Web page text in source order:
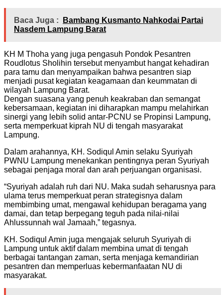
Baca Juga :
Bambang Kusmanto Nahkodai Partai
Nasdem Lampung Barat
KH M Thoha yang juga pengasuh Pondok Pesantren
Roudlotus Sholihin tersebut menyambut hangat kehadiran
para tamu dan menyampaikan bahwa pesantren siap
menjadi pusat kegiatan keagamaan dan keummatan di
wilayah Lampung Barat.
Dengan suasana yang penuh keakraban dan semangat
kebersamaan, kegiatan ini diharapkan mampu melahirkan
sinergi yang lebih solid antar-PCNU se Propinsi Lampung,
serta memperkuat kiprah NU di tengah masyarakat
Lampung.
Dalam arahannya, KH. Sodiqul Amin selaku Syuriyah
PWNU Lampung menekankan pentingnya peran Syuriyah
sebagai penjaga moral dan arah perjuangan organisasi.
“Syuriyah adalah ruh dari NU. Maka sudah seharusnya para
ulama terus memperkuat peran strategisnya dalam
membimbing umat, mengawal kehidupan beragama yang
damai, dan tetap berpegang teguh pada nilai-nilai
Ahlussunnah wal Jamaah,” tegasnya.
KH. Sodiqul Amin juga mengajak seluruh Syuriyah di
Lampung untuk aktif dalam membina umat di tengah
berbagai tantangan zaman, serta menjaga kemandirian
pesantren dan memperluas kebermanfaatan NU di
masyarakat.